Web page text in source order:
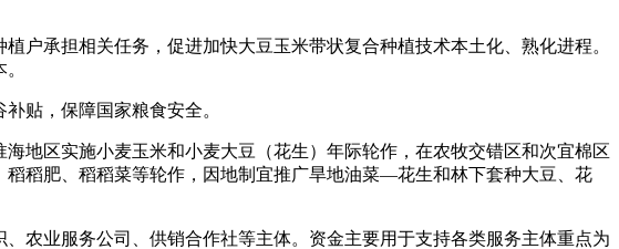
户承担相关任务，促进加快大豆玉米带状复合种植技术本土化、熟化进程。
贴，保障国家粮食安全。
地区实施小麦玉米和小麦大豆（花生）年际轮作，在农牧交错区和次宜棉区
稻肥、稻稻菜等轮作，因地制宜推广旱地油菜—花生和林下套种大豆、花
农业服务公司、供销合作社等主体。资金主要用于支持各类服务主体重点为